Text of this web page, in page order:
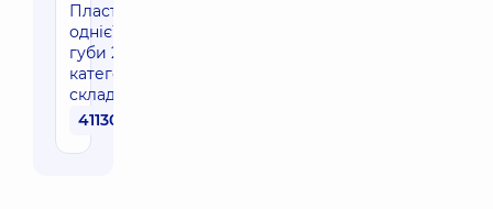
Пластика
однієї
губи 2
категорії
складності
41130 грн